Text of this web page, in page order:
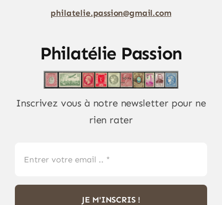
philatelie.passion@gmail.com
Philatélie Passion
Inscrivez vous à notre newsletter pour ne
rien rater
JE M'INSCRIS !